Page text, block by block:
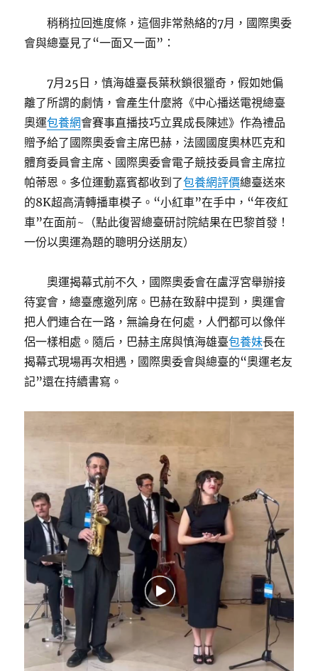
稍稍拉回進度條，這個非常熱絡的7月，國際奧委
會與總臺見了“一面又一面”：
7月25日，慎海雄臺長葉秋鎖很獵奇，假如她偏
離了所謂的劇情，會產生什麼將《中心播送電視總臺
奧運包養網會賽事直播技巧立異成長陳述》作為禮品
贈予給了國際奧委會主席巴赫，法國國度奧林匹克和
體育委員會主席、國際奧委會電子競技委員會主席拉
帕蒂恩。多位運動嘉賓都收到了包養網評價總臺送來
的8K超高清轉播車模子。“小紅車”在手中，“年夜紅
車”在面前~（點此復習總臺研討院結果在巴黎首發！
一份以奧運為題的聰明分送朋友）
奧運揭幕式前不久，國際奧委會在盧浮宮舉辦接
待宴會，總臺應邀列席。巴赫在致辭中提到，奧運會
把人們連合在一路，無論身在何處，人們都可以像伴
侶一樣相處。隨后，巴赫主席與慎海雄臺包養妹長在
揭幕式現場再次相遇，國際奧委會與總臺的“奧運老友
記”還在持續書寫。